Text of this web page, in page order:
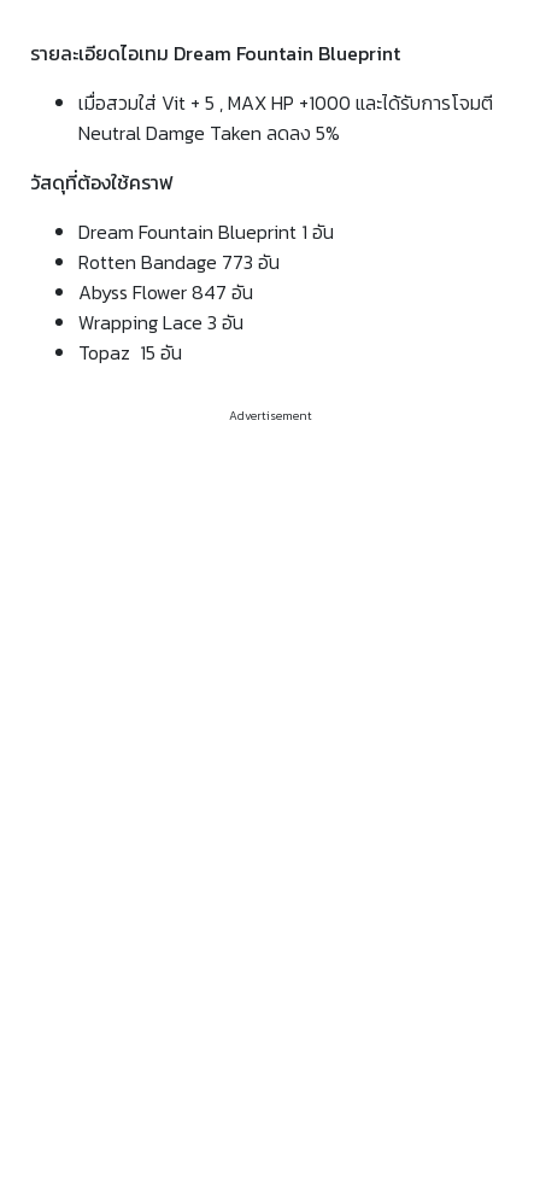
รายละเอียดไอเทม Dream Fountain Blueprint
เมื่อสวมใส่ Vit + 5 , MAX HP +1000 และได้รับการโจมตี
Neutral Damge Taken ลดลง 5%
วัสดุที่ต้องใช้คราฟ
Dream Fountain Blueprint 1 อัน
Rotten Bandage 773 อัน
Abyss Flower 847 อัน
Wrapping Lace 3 อัน
Topaz 15 อัน
Advertisement